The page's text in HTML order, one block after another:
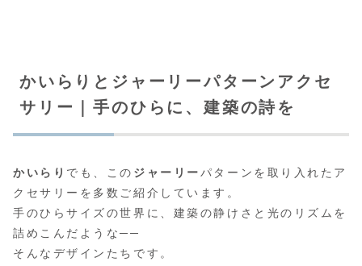
かいらりとジャーリーパターンアクセ
サリー｜手のひらに、建築の詩を
かいらり でも、この ジャーリーパターンを取り入れたア
クセサリーを多数ご紹介しています。
手のひらサイズの世界に、建築の静けさと光のリズムを
詰めこんだような──
そんなデザインたちです。